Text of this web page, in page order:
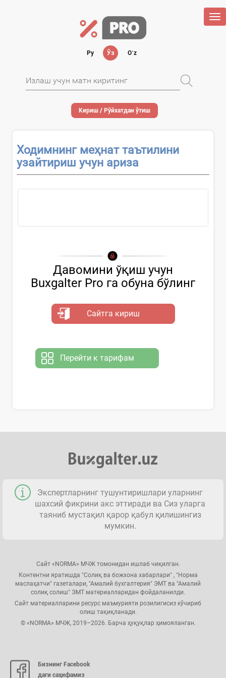
Ру Ўз Oʻz
Кириш / Рўйхатдан ўтиш
Ходимнинг меҳнат таътилини
узайтириш учун ариза
Давомини ўқиш учун
Buxgalter Pro га обуна бўлинг
Сайтга кириш
Перейти к тарифам
Экспертларнинг тушунтиришлари уларнинг
шахсий фикрини акс эттиради ва Сиз уларга
таяниб мустақил қарор қабул қилишингиз
мумкин.
Сайт «NORMA» МЧЖ томонидан ишлаб чиқилган.
Контентни яратишда "Солиқ ва божхона хабарлари" , "Норма
маслаҳатчи" газеталари, "Амалий бухгалтерия" ЭМТ ва "Амалий
солиқ солиш" ЭМТ материалларидан фойдаланилди.
Сайт материалларини ресурс маъмурияти розилигисиз кўчириб
олиш тақиқланади.
© «NORMA» МЧЖ, 2019–2026. Барча ҳуқуқлар ҳимояланган.
Бизнинг Facebook
даги саҳифамиз